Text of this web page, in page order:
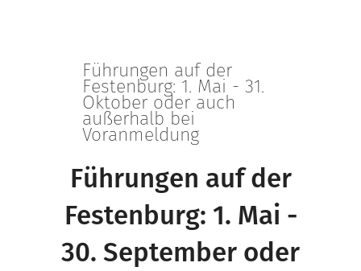
Führungen auf der
Festenburg: 1. Mai - 31.
Oktober oder auch
außerhalb bei
Voranmeldung
Führungen auf der
Festenburg: 1. Mai -
30. September oder